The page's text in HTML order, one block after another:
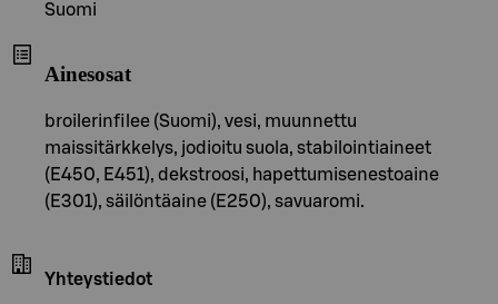
Suomi
Ainesosat
broilerinfilee (Suomi), vesi, muunnettu
maissitärkkelys, jodioitu suola, stabilointiaineet
(E450, E451), dekstroosi, hapettumisenestoaine
(E301), säilöntäaine (E250), savuaromi.
Yhteystiedot